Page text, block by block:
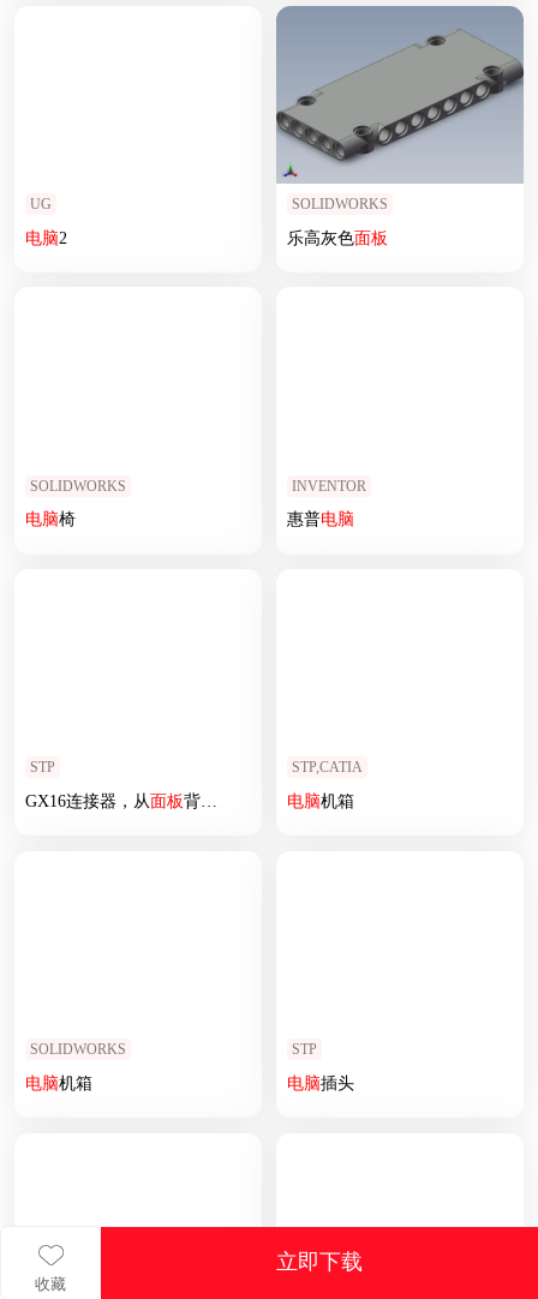
收藏
立即下载
UG
电脑2
SOLIDWORKS
乐高灰色面板
SOLIDWORKS
电脑椅
INVENTOR
惠普电脑
STP
GX16连接器，从面板背面安装
STP,CATIA
电脑机箱
SOLIDWORKS
电脑机箱
STP
电脑插头